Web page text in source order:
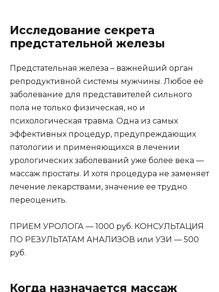
Исследование секрета
предстательной железы
Предстательная железа – важнейший орган
репродуктивной системы мужчины. Любое её
заболевание для представителей сильного
пола не только физическая, но и
психологическая травма. Одна из самых
эффективных процедур, предупреждающих
патологии и применяющихся в лечении
урологических заболеваний уже более века —
массаж простаты. И хотя процедура не заменяет
лечение лекарствами, значение ее трудно
переоценить.
ПРИЕМ УРОЛОГА — 1000 руб. КОНСУЛЬТАЦИЯ
ПО РЕЗУЛЬТАТАМ АНАЛИЗОВ или УЗИ — 500
руб.
Когда назначается массаж